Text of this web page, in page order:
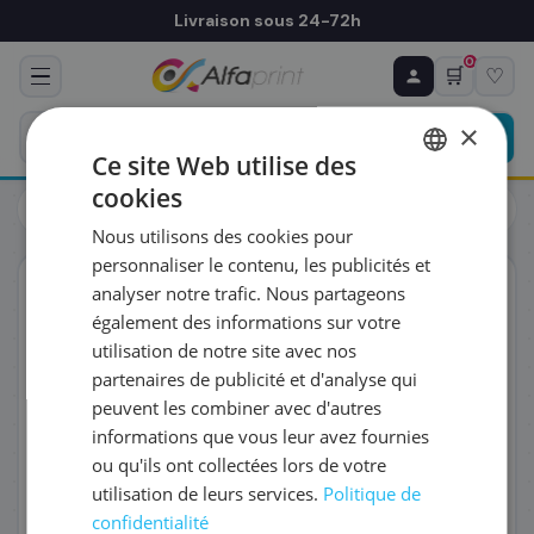
Livraison sous 24-72h
🛒
0
♡
Toners
Canon
ORIGINAL
♻ COMMANDE RÉCURRENTE
Prévoyez & économisez
Programmez votre prochain achat — notre équipe
vous prépare un devis personnalisé
RÉFÉRENCE DU PRODUIT
FRÉQUENCE
QUANTITÉ PAR LIVRAISON
DATE DE PREMIÈRE LIVRAISON SOUHAITÉE
×
Ce site Web utilise des
cookies
Nous utilisons des cookies pour
personnaliser le contenu, les publicités et
analyser notre trafic. Nous partageons
également des informations sur votre
utilisation de notre site avec nos
partenaires de publicité et d'analyse qui
peuvent les combiner avec d'autres
informations que vous leur avez fournies
ou qu'ils ont collectées lors de votre
utilisation de leurs services. Politique de
confidentialité